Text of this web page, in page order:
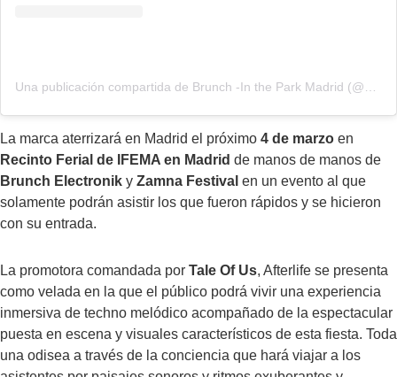
Una publicación compartida de Brunch -In the Park Madrid (@brunch_madrid)
La marca aterrizará en Madrid el próximo 4 de marzo en
Recinto Ferial de IFEMA en Madrid de manos de manos de
Brunch Electronik y Zamna Festival en un evento al que
solamente podrán asistir los que fueron rápidos y se hicieron
con su entrada.
La promotora comandada por Tale Of Us, Afterlife se presenta
como velada en la que el público podrá vivir una experiencia
inmersiva de techno melódico acompañado de la espectacular
puesta en escena y visuales característicos de esta fiesta. Toda
una odisea a través de la conciencia que hará viajar a los